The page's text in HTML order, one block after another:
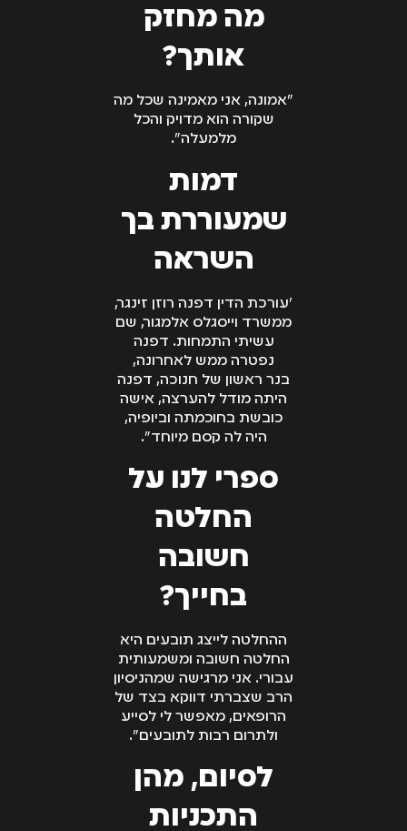
מה מחזק
אותך?
"אמונה, אני מאמינה שכל מה
שקורה הוא מדויק והכל
מלמעלה".
דמות
שמעוררת בך
השראה
״עורכת הדין דפנה רוזן זינגר,
ממשרד וייסגלס אלמגור, שם
עשיתי התמחות. דפנה
נפטרה ממש לאחרונה,
בנר ראשון של חנוכה, דפנה
היתה מודל להערצה, אישה
כובשת בחוכמתה וביופיה,
היה לה קסם מיוחד".
ספרי לנו על
החלטה
חשובה
בחייך?
ההחלטה לייצג תובעים היא
החלטה חשובה ומשמעותית
עבורי. אני מרגישה שמהניסיון
הרב שצברתי דווקא בצד של
הרופאים, מאפשר לי לסייע
ולתרום רבות לתובעים".
לסיום, מהן
התכניות